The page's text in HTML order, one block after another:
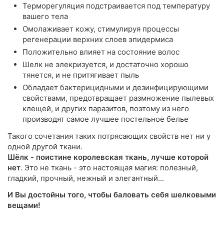
Терморегуляция подстраивается под температуру
вашего тела
Омолаживает кожу, стимулируя процессы
регенерации верхних слоев эпидермиса
Положительно влияет на состояние волос
Шелк не элекризуется, и достаточно хорошо
тянется, и не притягивает пыль
Обладает бактерицидными и дезинфицирующими
свойствами, предотвращает размножение пылевых
клещей, и других паразитов, поэтому из него
производят самое лучшее постельное белье
Такого сочетания таких потрясающих свойств нет ни у
одной другой ткани.
Шёлк - поистине королевская ткань, лучше которой
нет. Это не ткань - это настоящая магия: полезный,
гладкий, прочный, нежный и элегантный...
И Вы достойны того, чтобы баловать себя шелковыми
вещами!